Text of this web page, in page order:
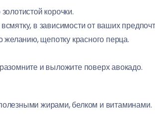
корочки.
в зависимости от ваших
желанию, щепотку красного перца.
и выложите поверх авокадо.
жирами, белком и витаминами.